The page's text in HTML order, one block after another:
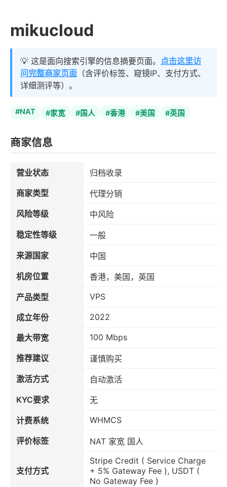
mikucloud
💡 这是面向搜索引擎的信息摘要页面。 点击这里访
问完整商家页面 （含评价标签、窥镜IP、支付方式、
详细测评等）。
#NAT #家宽 #国人 #香港 #美国 #英国
商家信息
营业状态
归档收录
商家类型
代理分销
风险等级
中风险
稳定性等级
一般
来源国家
中国
机房位置
香港，美国，英国
产品类型
VPS
成立年份 2022
最大带宽 100 Mbps
推荐建议
谨慎购买
激活方式
自动激活
KYC要求
无
计费系统
WHMCS
评价标签 NAT 家宽 国人
支付方式
Stripe Credit ( Service Charge
+ 5% Gateway Fee ), USDT (
No Gateway Fee )